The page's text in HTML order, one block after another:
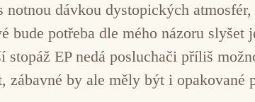
dávkou dystopických
bude potřeba dle mého názoru
EP nedá posluchači příliš
zábavné by ale měly být i opakované